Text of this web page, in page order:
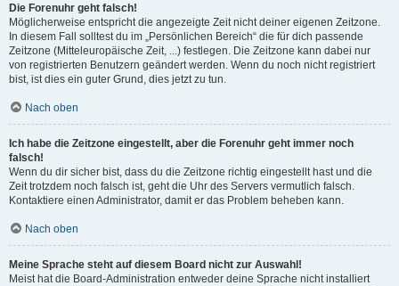
Die Forenuhr geht falsch!
Möglicherweise entspricht die angezeigte Zeit nicht deiner eigenen Zeitzone.
In diesem Fall solltest du im „Persönlichen Bereich“ die für dich passende
Zeitzone (Mitteleuropäische Zeit, ...) festlegen. Die Zeitzone kann dabei nur
von registrierten Benutzern geändert werden. Wenn du noch nicht registriert
bist, ist dies ein guter Grund, dies jetzt zu tun.
Nach oben
Ich habe die Zeitzone eingestellt, aber die Forenuhr geht immer noch
falsch!
Wenn du dir sicher bist, dass du die Zeitzone richtig eingestellt hast und die
Zeit trotzdem noch falsch ist, geht die Uhr des Servers vermutlich falsch.
Kontaktiere einen Administrator, damit er das Problem beheben kann.
Nach oben
Meine Sprache steht auf diesem Board nicht zur Auswahl!
Meist hat die Board-Administration entweder deine Sprache nicht installiert